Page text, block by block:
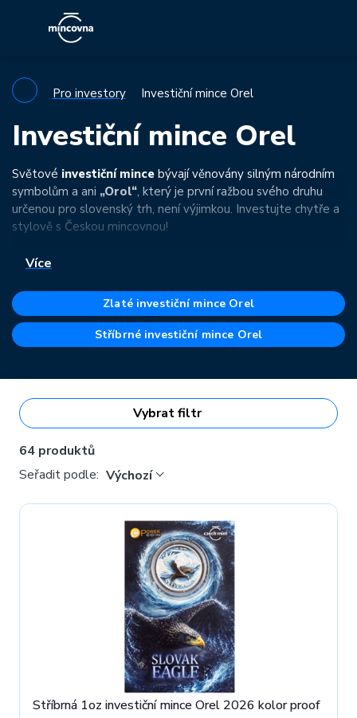
Pro investory Investiční mince Orel
Investiční mince Orel
Světové investiční mince bývají věnovány silným národním
symbolům a ani „Orol“, který je první ražbou svého druhu
určenou pro slovenský trh, není výjimkou. Investujte chytře a
stylově s Českou mincovnou!
Více
Zlaté investiční mince Orel
Stříbrné investiční mince Orel
Vybrat filtr
64 produktů
Seřadit podle: Výchozí
Stříbrná 1oz investiční mince Orel 2026 kolor proof